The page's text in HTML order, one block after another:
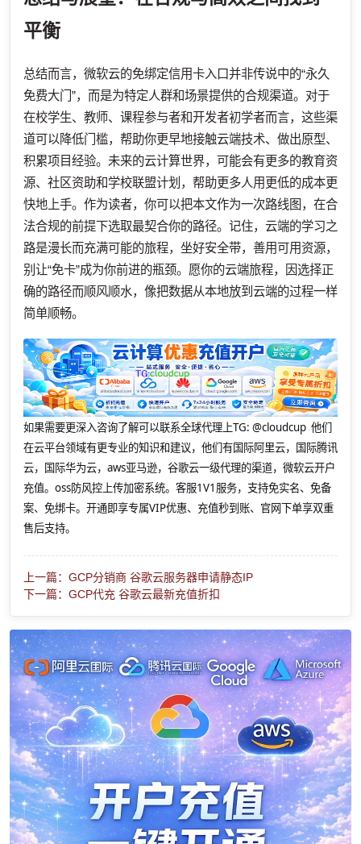
平衡
总结而言，微软云的免绑定信用卡入口并非传说中的“永久
免费大门”，而是为特定人群和场景提供的合规渠道。对于
在校学生、教师、课程参与者和开发者初学者而言，这些渠
道可以降低门槛，帮助你更早地接触云端技术、做出原型、
积累项目经验。未来的云计算世界，可能会有更多的教育资
源、社区资助和学校联盟计划，帮助更多人用更低的成本更
快地上手。作为读者，你可以把本文作为一次路线图，在合
法合规的前提下选取最契合你的路径。记住，云端的学习之
路是漫长而充满可能的旅程，坐好安全带，善用可用资源，
别让“免卡”成为你前进的瓶颈。愿你的云端旅程，因选择正
确的路径而顺风顺水，像把数据从本地放到云端的过程一样
简单顺畅。
如果需要更深入咨询了解可以联系全球代理上TG: @cloudcup 他们
在云平台领域有更专业的知识和建议，他们有国际阿里云，国际腾讯
云，国际华为云，aws亚马逊，谷歌云一级代理的渠道，微软云开户
充值。oss防风控上传加密系统。客服1V1服务，支持免实名、免备
案、免绑卡。开通即享专属VIP优惠、充值秒到账、官网下单享双重
售后支持。
上一篇：GCP分销商 谷歌云服务器申请静态IP
下一篇：GCP代充 谷歌云最新充值折扣